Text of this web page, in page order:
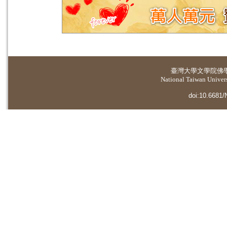
臺灣大學文學院佛
National Taiwan
doi:10.6681/